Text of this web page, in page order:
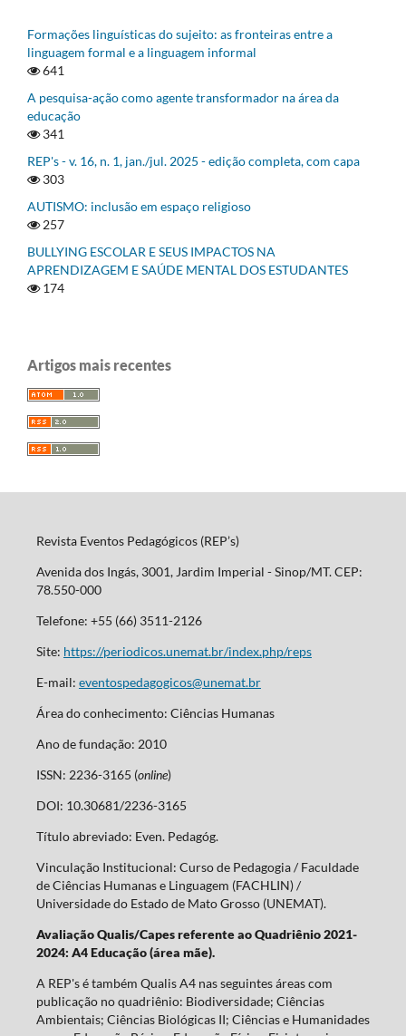
Formações linguísticas do sujeito: as fronteiras entre a
linguagem formal e a linguagem informal
641
A pesquisa-ação como agente transformador na área da
educação
341
REP's - v. 16, n. 1, jan./jul. 2025 - edição completa, com capa
303
AUTISMO: inclusão em espaço religioso
257
BULLYING ESCOLAR E SEUS IMPACTOS NA
APRENDIZAGEM E SAÚDE MENTAL DOS ESTUDANTES
174
Artigos mais recentes
Revista Eventos Pedagógicos (REP’s)
Avenida dos Ingás, 3001, Jardim Imperial - Sinop/MT. CEP:
78.550-000
Telefone: +55 (66) 3511-2126
Site: https://periodicos.unemat.br/index.php/reps
E-mail: eventospedagogicos@unemat.br
Área do conhecimento: Ciências Humanas
Ano de fundação: 2010
ISSN: 2236-3165 (online)
DOI: 10.30681/2236-3165
Título abreviado: Even. Pedagóg.
Vinculação Institucional: Curso de Pedagogia / Faculdade
de Ciências Humanas e Linguagem (FACHLIN) /
Universidade do Estado de Mato Grosso (UNEMAT).
Avaliação Qualis/Capes referente ao Quadriênio 2021-
2024: A4 Educação (área mãe).
A REP's é também Qualis A4 nas seguintes áreas com
publicação no quadriênio: Biodiversidade; Ciências
Ambientais; Ciências Biológicas II; Ciências e Humanidades